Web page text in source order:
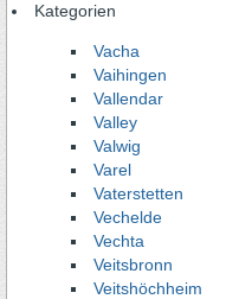
Kategorien
Vacha
Vaihingen
Vallendar
Valley
Valwig
Varel
Vaterstetten
Vechelde
Vechta
Veitsbronn
Veitshöchheim